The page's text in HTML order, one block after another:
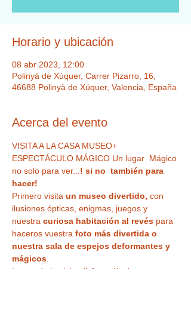
Horario y ubicación
08 abr 2023, 12:00
Polinyà de Xúquer, Carrer Pizarro, 16,
46688 Polinyà de Xúquer, Valencia, España
Acerca del evento
VISITA A LA CASA MUSEO+
ESPECTÁCULO MÁGICO Un lugar  Mágico
no solo para ver... ! si no  también para
hacer!
Primero visita un museo divertido, con
ilusiones ópticas, enigmas, juegos y
nuestra curiosa habitación al revés para
haceros vuestra foto más divertida o
nuestra sala de espejos deformantes y
mágicos
Luego de la visita disfrutaréis de un